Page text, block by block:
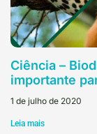
Ciência –
importante
1 de julho de 2020
Leia mais